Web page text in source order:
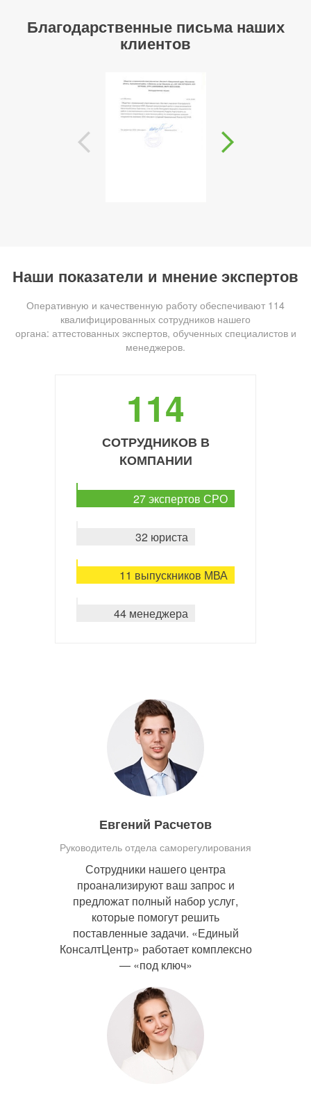
Благодарственные письма наших
клиентов
Наши показатели и мнение экспертов
Оперативную и качественную работу обеспечивают 114
квалифицированных сотрудников нашего
органа: аттестованных экспертов, обученных специалистов и
менеджеров.
114
СОТРУДНИКОВ В
КОМПАНИИ
27 экспертов СРО
32 юриста
11 выпускников МВА
44 менеджера
Евгений Расчетов
Руководитель отдела саморегулирования
Сотрудники нашего центра
проанализируют ваш запрос и
предложат полный набор услуг,
которые помогут решить
поставленные задачи. «Единый
КонсалтЦентр» работает комплексно
— «под ключ»